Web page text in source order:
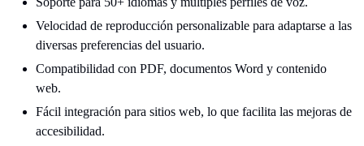
Velocidad de reproducción personalizable para adaptarse a las
diversas preferencias del usuario.
Compatibilidad con PDF, documentos Word y contenido
web.
Fácil integración para sitios web, lo que facilita las mejoras de
accesibilidad.